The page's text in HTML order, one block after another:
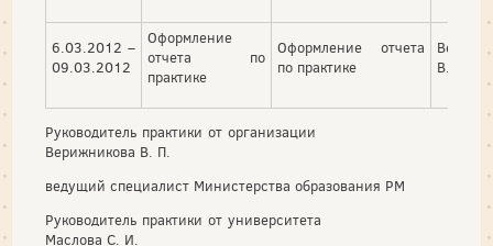
6.03.2012 –
09.03.2012
Оформление
отчета по
практике
Оформление отчета
по практике
В. П.
Руководитель практики от организации
Верижникова В. П.
ведущий специалист Министерства образования РМ
Руководитель практики от университета
Маслова С. И.